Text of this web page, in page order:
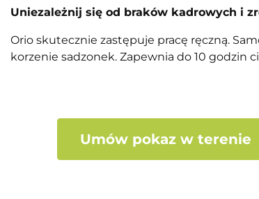
Uniezależnij się od braków kadrowych i
Orio skutecznie zastępuje pracę ręczną.
korzenie sadzonek. Zapewnia do 10 godzin
Umów pokaz w terenie